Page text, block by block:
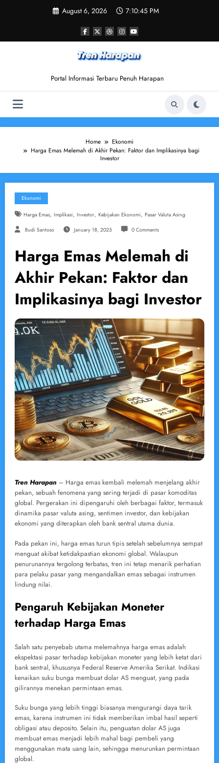
August 6, 2026 7:10:46 PM
Portal Informasi Terbaru Penuh Harapan
Home
Ekonomi
Harga Emas Melemah di Akhir Pekan: Faktor dan Implikasinya bagi
Investor
Ekonomi
Harga Emas, Implikasi, Investor, Kebijakan Ekonomi, Pasar Valuta Asing
Budi Santoso January 18, 2025 0 Comments
Harga Emas Melemah di
Akhir Pekan: Faktor dan
Implikasinya bagi Investor
Tren Harapan – Harga emas kembali melemah menjelang akhir
pekan, sebuah fenomena yang sering terjadi di pasar komoditas
global. Pergerakan ini dipengaruhi oleh berbagai faktor, termasuk
dinamika pasar valuta asing, sentimen investor, dan kebijakan
ekonomi yang diterapkan oleh bank sentral utama dunia.
Pada pekan ini, harga emas turun tipis setelah sebelumnya sempat
menguat akibat ketidakpastian ekonomi global. Walaupun
penurunannya tergolong terbatas, tren ini tetap menarik perhatian
para pelaku pasar yang mengandalkan emas sebagai instrumen
lindung nilai.
Pengaruh Kebijakan Moneter
terhadap Harga Emas
Salah satu penyebab utama melemahnya harga emas adalah
ekspektasi pasar terhadap kebijakan moneter yang lebih ketat dari
bank sentral, khususnya Federal Reserve Amerika Serikat. Indikasi
kenaikan suku bunga membuat dolar AS menguat, yang pada
gilirannya menekan permintaan emas.
Suku bunga yang lebih tinggi biasanya mengurangi daya tarik
emas, karena instrumen ini tidak memberikan imbal hasil seperti
obligasi atau deposito. Selain itu, penguatan dolar AS juga
membuat emas menjadi lebih mahal bagi pembeli yang
menggunakan mata uang lain, sehingga menurunkan permintaan
global.